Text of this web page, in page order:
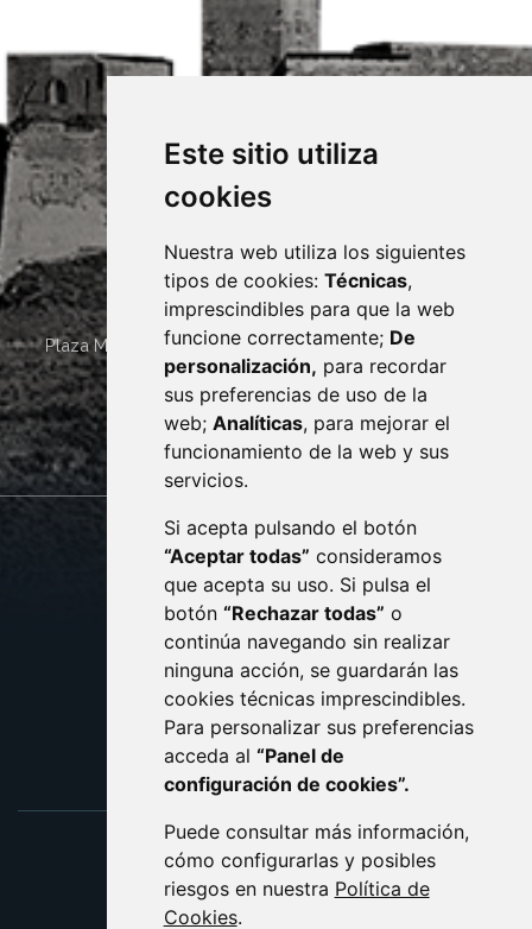
Este sitio utiliza
cookies
Nuestra web utiliza los siguientes
tipos de cookies: Técnicas,
imprescindibles para que la web
funcione correctamente; De
personalización, para recordar
sus preferencias de uso de la
web; Analíticas, para mejorar el
funcionamiento de la web y sus
servicios.
Si acepta pulsando el botón
“Aceptar todas” consideramos
que acepta su uso. Si pulsa el
botón “Rechazar todas” o
continúa navegando sin realizar
ninguna acción, se guardarán las
cookies técnicas imprescindibles.
Para personalizar sus preferencias
acceda al “Panel de
configuración de cookies”.
Puede consultar más información,
cómo configurarlas y posibles
riesgos en nuestra Política de
Cookies.
Plaza Mayor 4 22400 MONZÓN - ARAGÓN (ESPAÑA)
· (34) 974 400 700 ·
sac@monzon.es
monzon.es
CONTACTO
AVISO LEGAL
PROTECCIÓN DE DATOS
POLÍTICA DE COOKIES
ACCESIBILIDAD
ENLACE EXTERNO AL